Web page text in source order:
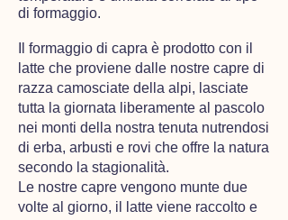
di formaggio.
Il ​formaggio ​di capra ​è prodotto con il
latte che proviene dalle nostre capre di
razza camosciate della alpi, lasciate
tutta la giornata liberamente al pascolo
nei monti della nostra tenuta nutrendosi
di erba, arbusti e rovi​​ che offre la natura
secondo la stagionalità.
Le nostre capre vengono munte due
volte al giorno, il latte viene raccolto e